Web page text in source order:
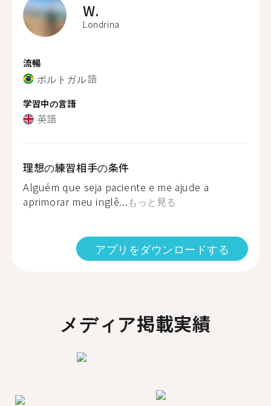
W.
Londrina
流暢
ポルトガル語
学習中の言語
英語
理想の練習相手の条件
Alguém que seja paciente e me ajude a
aprimorar meu inglê...もっと見る
アプリをダウンロードする
メディア掲載実績